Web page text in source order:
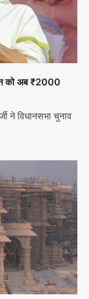
को अब ₹2000
ने विधानसभा चुनाव